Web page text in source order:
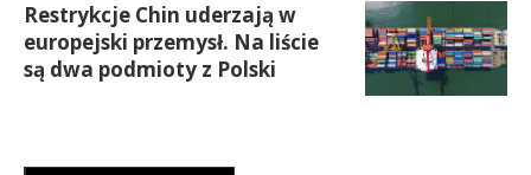
Restrykcje Chin uderzają w
europejski przemysł. Na liście
są dwa podmioty z Polski